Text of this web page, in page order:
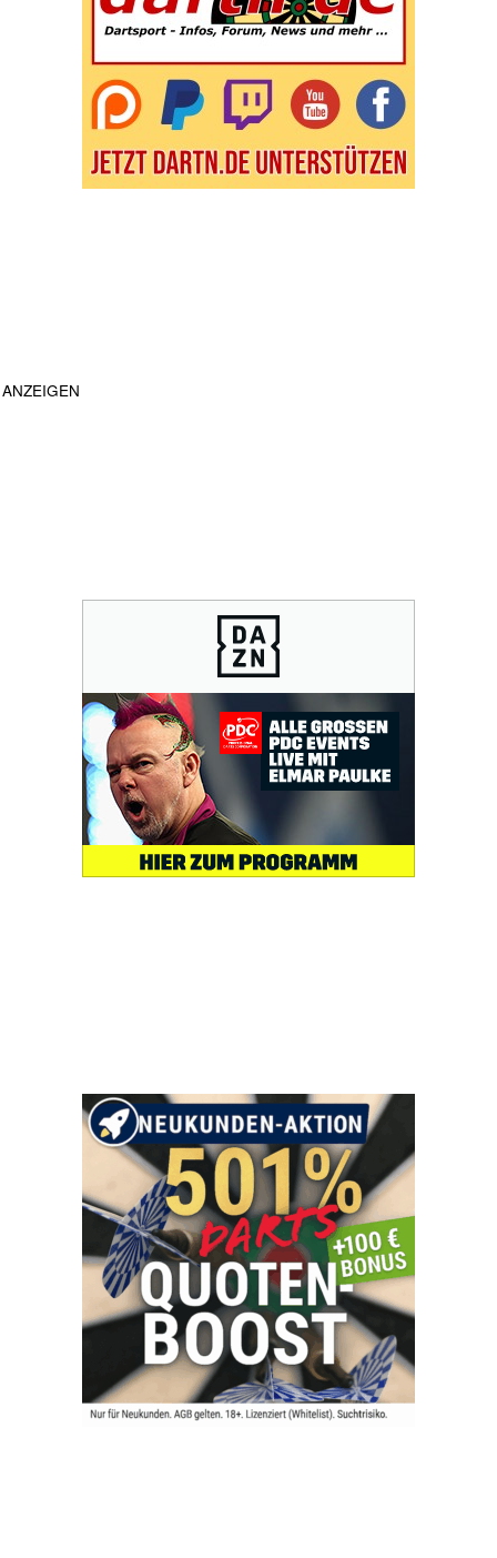
ANZEIGEN